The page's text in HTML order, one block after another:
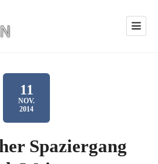
11
NOV.
2014
Spaziergang